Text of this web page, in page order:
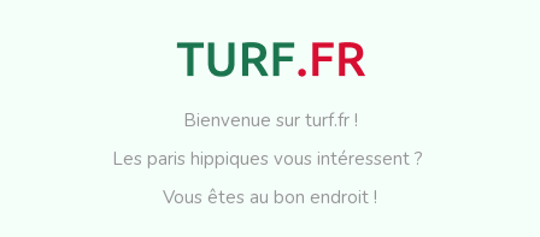
Bienvenue sur turf.fr !
Les paris hippiques vous intéressent ?
Vous êtes au bon endroit !